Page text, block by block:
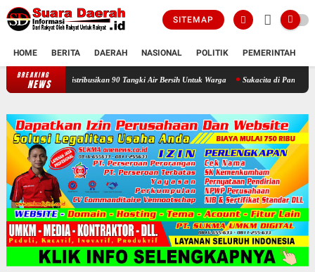
SITEMAP
HOME BERITA DAERAH NASIONAL POLITIK PEMERINTAH
BREAKING
NEWS Selama Kemarau : Posko Relawan Ganefo Tangen Mencatat Distribusikan